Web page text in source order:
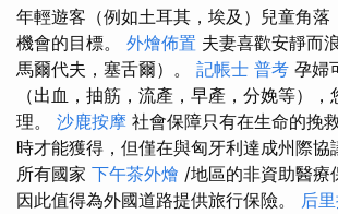
年輕遊客（例如土耳其，埃及）兒童角落
機會的目標。 外燴佈置 夫妻喜歡安靜而
馬爾代夫，塞舌爾）。 記帳士 普考 孕婦
（出血，抽筋，流產，早產，分娩等）
理。 沙鹿按摩 社會保障只有在生命的挽
時才能獲得，但僅在與匈牙利達成州際協
所有國家 下午茶外燴 /地區的非資助醫療
因此值得為外國道路提供旅行保險。 后